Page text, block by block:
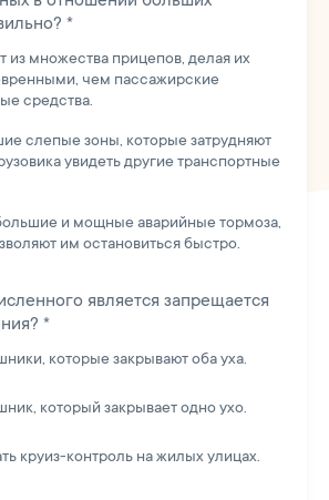
*
из множества прицепов, делая их
чем пассажирские
средства.
слепые зоны, которые затрудняют
увидеть другие транспортные
и мощные аварийные тормоза,
им остановиться быстро.
является запрещается
*
которые закрывают оба уха.
который закрывает одно ухо.
круиз-контроль на жилых улицах.